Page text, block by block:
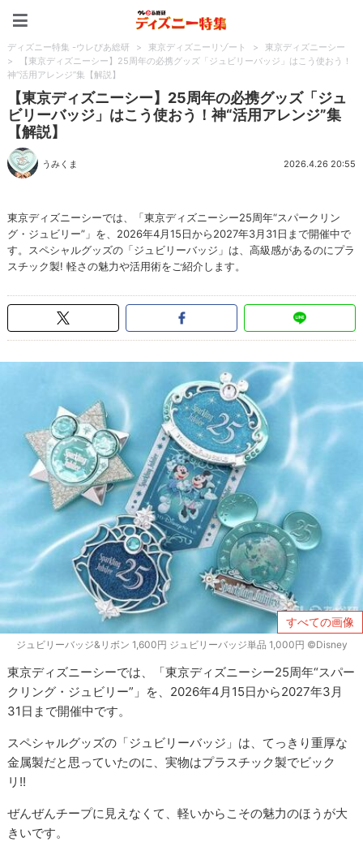
ディズニー特集 -ウレぴあ総研 > 東京ディズニーリゾート >
東京ディズニーシー
>
【東京ディズニーシー】25周年の必携グッズ「ジュビリーバッジ」はこう使おう！
神“活用アレンジ”集【解説】
【東京ディズニーシー】25周年の必携グッズ「ジュ
ビリーバッジ」はこう使おう！神“活用アレンジ”集
【解説】
うみくま 2026.4.26 20:55
東京ディズニーシーでは、「東京ディズニーシー25周年“スパークリン
グ・ジュビリー”」を、2026年4月15日から2027年3月31日まで開催中で
す。スペシャルグッズの「ジュビリーバッジ」は、高級感があるのにプラ
スチック製! 軽さの魅力や活用術をご紹介します。
すべての画像
ジュビリーバッジ&リボン 1,600円 ジュビリーバッジ単品 1,000円 ©Disney
東京ディズニーシーでは、「東京ディズニーシー25周年“スパー
クリング・ジュビリー”」を、2026年4月15日から2027年3月
31日まで開催中です。
スペシャルグッズの「ジュビリーバッジ」は、てっきり重厚な
金属製だと思っていたのに、実物はプラスチック製でビック
リ!!
ぜんぜんチープに見えなくて、軽いからこその魅力のほうが大
きいです。